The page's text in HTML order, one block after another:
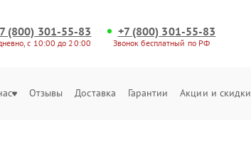
(800) 301-55-83
с 10:00 до 20:00
+7 (800) 301-55-83
Звонок бесплатный по РФ
Отзывы Доставка Гарантии Акции и скидки